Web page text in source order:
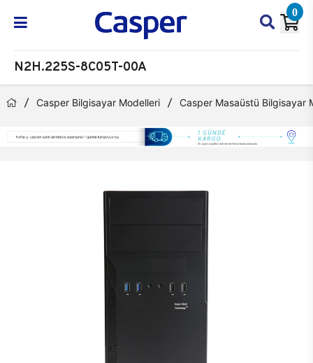
0
N2H.225S-8C05T-00A
Casper Bilgisayar Modelleri Casper Masaüstü Bilgisayar